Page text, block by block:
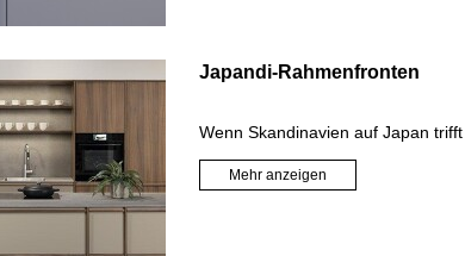
Japandi-Rahmenfronten
Wenn Skandinavien auf Japan trifft
Mehr anzeigen